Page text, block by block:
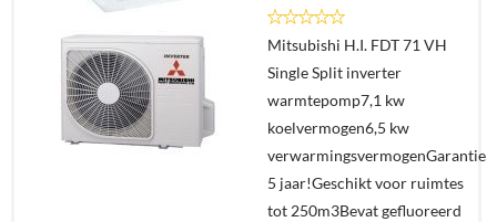
aanvragen?
winkelmand
Mitsubishi H.I. FDT 71 VH
Single Split inverter
warmtepomp7,1 kw
koelvermogen6,5 kw
verwarmingsvermogenGarantie
5 jaar!Geschikt voor ruimtes
tot 250m3Bevat gefluoreerd